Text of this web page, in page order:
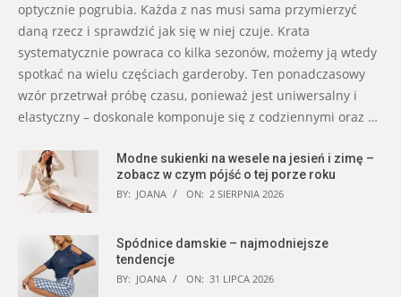
optycznie pogrubia. Każda z nas musi sama przymierzyć
daną rzecz i sprawdzić jak się w niej czuje. Krata
systematycznie powraca co kilka sezonów, możemy ją wtedy
spotkać na wielu częściach garderoby. Ten ponadczasowy
wzór przetrwał próbę czasu, ponieważ jest uniwersalny i
elastyczny – doskonale komponuje się z codziennymi oraz …
Modne sukienki na wesele na jesień i zimę –
zobacz w czym pójść o tej porze roku
BY: JOANA ON: 2 SIERPNIA 2026
Spódnice damskie – najmodniejsze
tendencje
BY: JOANA ON: 31 LIPCA 2026